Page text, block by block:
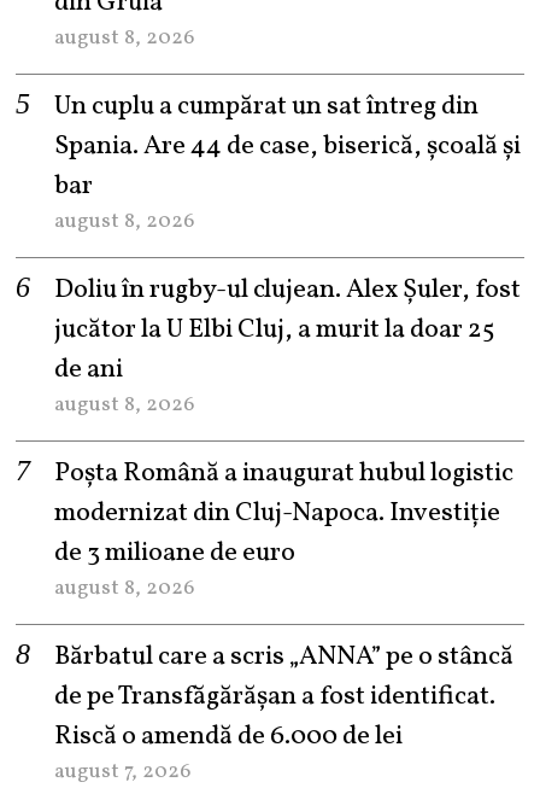
august 8, 2026
Un cuplu a cumpărat un sat întreg din
Spania. Are 44 de case, biserică, școală și
bar
august 8, 2026
Doliu în rugby-ul clujean. Alex Șuler, fost
jucător la U Elbi Cluj, a murit la doar 25
de ani
august 8, 2026
Poșta Română a inaugurat hubul logistic
modernizat din Cluj-Napoca. Investiție
de 3 milioane de euro
august 8, 2026
Bărbatul care a scris „ANNA” pe o stâncă
de pe Transfăgărășan a fost identificat.
Riscă o amendă de 6.000 de lei
august 7, 2026